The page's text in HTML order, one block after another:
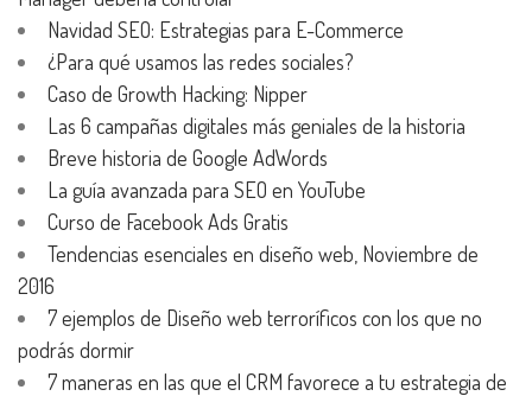
Navidad SEO: Estrategias para E-Commerce
¿Para qué usamos las redes sociales?
Caso de Growth Hacking: Nipper
Las 6 campañas digitales más geniales de la historia
Breve historia de Google AdWords
La guía avanzada para SEO en YouTube
Curso de Facebook Ads Gratis
Tendencias esenciales en diseño web, Noviembre de
2016
7 ejemplos de Diseño web terroríficos con los que no
podrás dormir
7 maneras en las que el CRM favorece a tu estrategia de